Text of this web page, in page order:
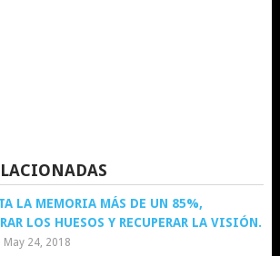
LA MEMORIA MÁS DE UN 85%,
LOS HUESOS Y RECUPERAR LA VISIÓN.
May 24, 2018